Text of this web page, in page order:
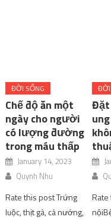
ĐỜI SỐNG
Chế độ ăn một
ngày cho người
có lượng đường
trong máu thấp
January 14, 2023
Quynh Nhu
Rate this post Trứng
luộc, thịt gà, cá nướng,
ĐỜI